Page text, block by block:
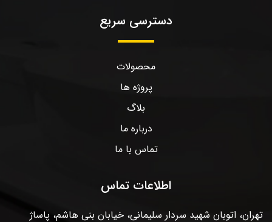
دسترسی سریع
محصولات
پروژه ها
بلاگ
درباره ما
تماس با ما
اطلاعات تماس
تهران، اتوبان شهید سردار سلیمانی، خیابان بنی هاشم، پاساژ